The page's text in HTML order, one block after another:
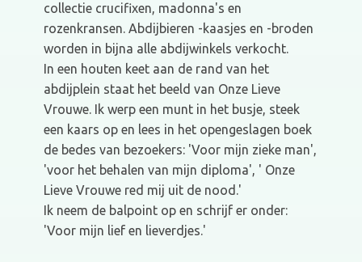
collectie crucifixen, madonna's en
rozenkransen. Abdijbieren -kaasjes en -broden
worden in bijna alle abdijwinkels verkocht.
In een houten keet aan de rand van het
abdijplein staat het beeld van Onze Lieve
Vrouwe. Ik werp een munt in het busje, steek
een kaars op en lees in het opengeslagen boek
de bedes van bezoekers: 'Voor mijn zieke man',
'voor het behalen van mijn diploma', ' Onze
Lieve Vrouwe red mij uit de nood.'
Ik neem de balpoint op en schrijf er onder:
'Voor mijn lief en lieverdjes.'